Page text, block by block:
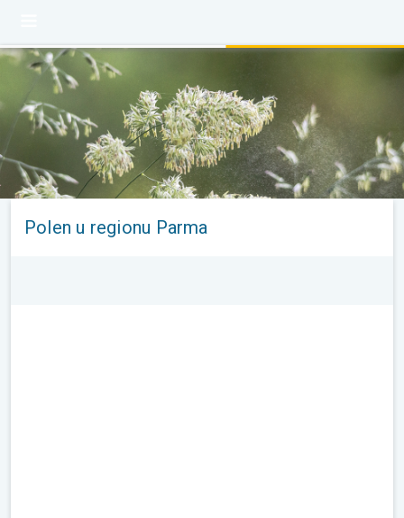
Polen u regionu Parma